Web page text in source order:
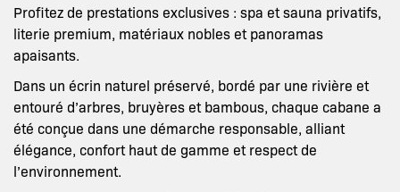
Profitez de prestations exclusives : spa et sauna privatifs,
literie premium, matériaux nobles et panoramas
apaisants.
Dans un écrin naturel préservé, bordé par une rivière et
entouré d’arbres, bruyères et bambous, chaque cabane a
été conçue dans une démarche responsable, alliant
élégance, confort haut de gamme et respect de
l’environnement.